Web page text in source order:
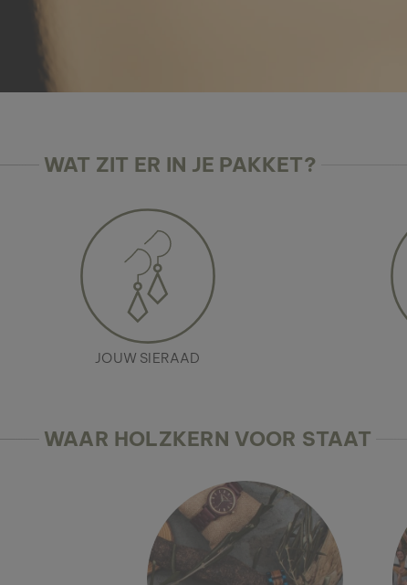
WAT ZIT ER IN JE PAKKET?
JOUW SIERAAD
WAAR HOLZKERN VOOR STAAT